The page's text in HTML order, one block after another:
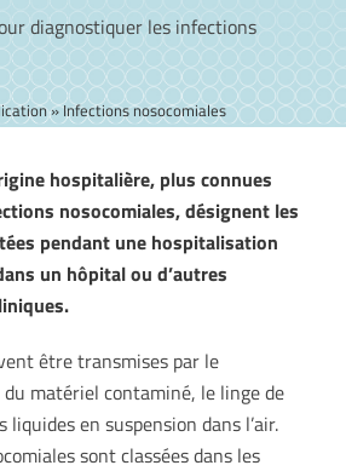
diagnostiquer les infections
»Infections nosocomiales
hospitalière, plus connues
nosocomiales, désignent les
pendant une hospitalisation
un hôpital ou d’autres
être transmises par le
matériel contaminé, le linge de
en suspension dans l’air.
sont classées dans les